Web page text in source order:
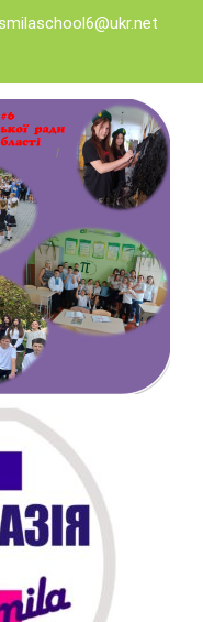
smilaschool6@ukr.net